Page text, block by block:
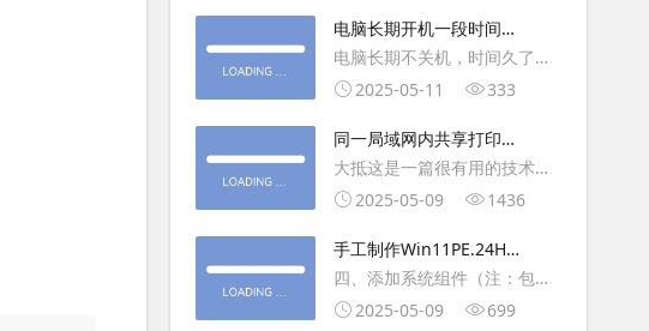
大利
操作虚拟主机，鼠标会非常
钝，这是因为虚拟机没有鼠标
驱动，通过安装vmwaretool后
就可以解决此问
电脑长期开机一段时间就
卡顿怎么处理
电脑长期不关机，时间久了就
会一直卡，CPU和内存都没占
久，打开任务管理器5秒钟。一
般重启下电脑就可以了或重启
下资源管理器(explorer.exe进
程).
2025-05-11 333
同一局域网内共享打印机
的连接及相关问题解决方
法
大抵这是一篇很有用的技术教
程文章吧！涉及的内容普遍而
不自觉地点赞收藏吧~包含内容
有：共享前的准备工作在设置
打印机共享之前，你得先确保
2025-05-09 1436
手工制作Win11PE.24H2
LTSC2024详细教程2
四、添加系统组件（注：包含
DWM、BitLocker解锁、MMC
2025-05-09 699